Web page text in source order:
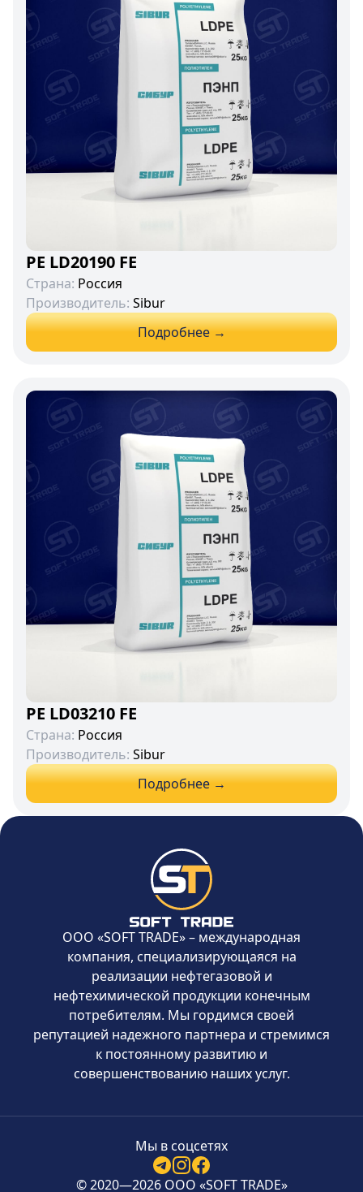
PE LD20190 FE
Страна: Россия
Производитель: Sibur
Подробнее →
PE LD03210 FE
Страна: Россия
Производитель: Sibur
Подробнее →
ООО «SOFT TRADE» – международная
компания, специализирующаяся на
реализации нефтегазовой и
нефтехимической продукции конечным
потребителям. Мы гордимся своей
репутацией надежного партнера и стремимся
к постоянному развитию и
совершенствованию наших услуг.
© 2020—2026 ООО «SOFT TRADE»
Мы в соцсетях